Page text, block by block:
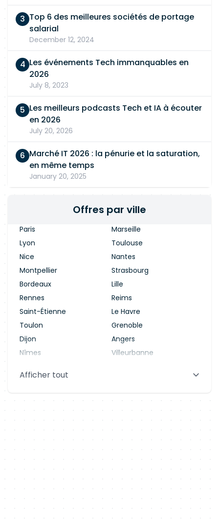
Top 6 des meilleures sociétés de portage
salarial
December 12, 2024
Les événements Tech immanquables en
2026
July 8, 2023
Les meilleurs podcasts Tech et IA à écouter
en 2026
July 20, 2026
Marché IT 2026 : la pénurie et la saturation,
en même temps
January 20, 2025
Offres par ville
Paris
Marseille
Lyon
Toulouse
Nice
Nantes
Montpellier
Strasbourg
Bordeaux
Lille
Rennes
Reims
Saint-Étienne
Le Havre
Toulon
Grenoble
Dijon
Angers
Nîmes
Villeurbanne
Aix-en-Provence
Afficher tout